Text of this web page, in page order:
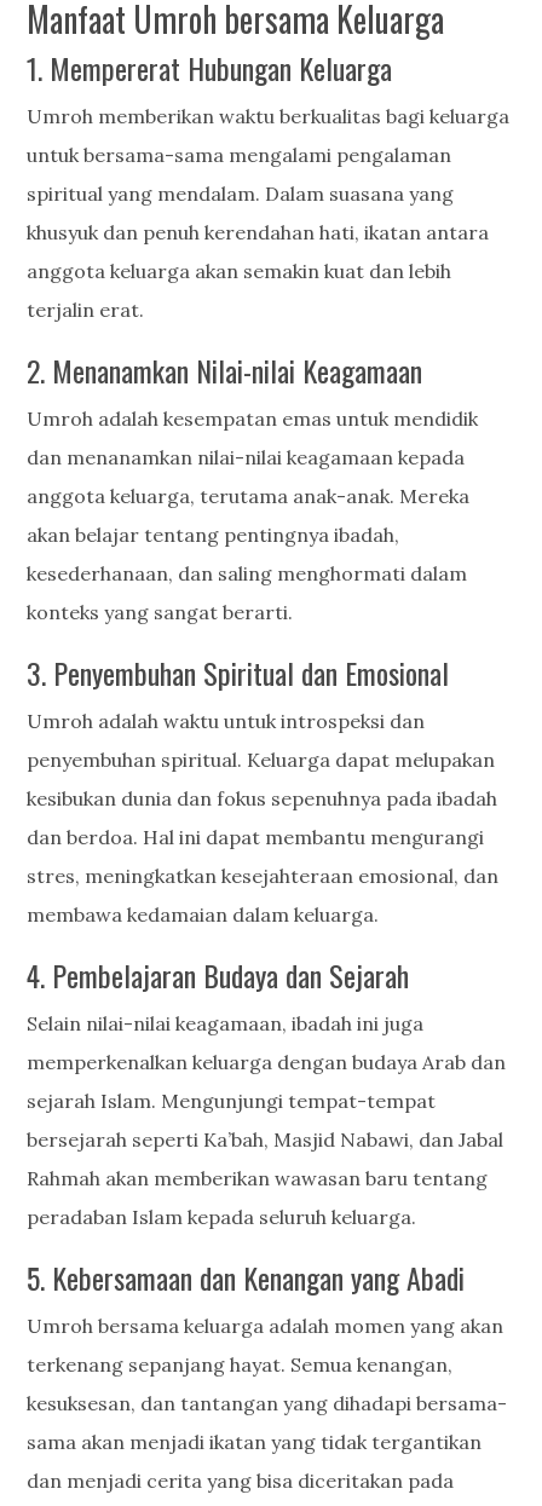
Manfaat Umroh bersama Keluarga
1. Mempererat Hubungan Keluarga
Umroh memberikan waktu berkualitas bagi keluarga
untuk bersama-sama mengalami pengalaman
spiritual yang mendalam. Dalam suasana yang
khusyuk dan penuh kerendahan hati, ikatan antara
anggota keluarga akan semakin kuat dan lebih
terjalin erat.
2. Menanamkan Nilai-nilai Keagamaan
Umroh adalah kesempatan emas untuk mendidik
dan menanamkan nilai-nilai keagamaan kepada
anggota keluarga, terutama anak-anak. Mereka
akan belajar tentang pentingnya ibadah,
kesederhanaan, dan saling menghormati dalam
konteks yang sangat berarti.
3. Penyembuhan Spiritual dan Emosional
Umroh adalah waktu untuk introspeksi dan
penyembuhan spiritual. Keluarga dapat melupakan
kesibukan dunia dan fokus sepenuhnya pada ibadah
dan berdoa. Hal ini dapat membantu mengurangi
stres, meningkatkan kesejahteraan emosional, dan
membawa kedamaian dalam keluarga.
4. Pembelajaran Budaya dan Sejarah
Selain nilai-nilai keagamaan, ibadah ini juga
memperkenalkan keluarga dengan budaya Arab dan
sejarah Islam. Mengunjungi tempat-tempat
bersejarah seperti Ka’bah, Masjid Nabawi, dan Jabal
Rahmah akan memberikan wawasan baru tentang
peradaban Islam kepada seluruh keluarga.
5. Kebersamaan dan Kenangan yang Abadi
Umroh bersama keluarga adalah momen yang akan
terkenang sepanjang hayat. Semua kenangan,
kesuksesan, dan tantangan yang dihadapi bersama-
sama akan menjadi ikatan yang tidak tergantikan
dan menjadi cerita yang bisa diceritakan pada